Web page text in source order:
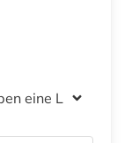
eine Lizenz